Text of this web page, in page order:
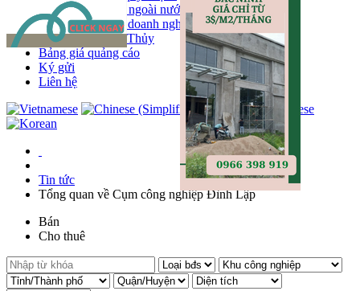
Thị trường ngoài nước
Hoạt động doanh nghiẹp
Tin Phong Thủy
Bảng giá quảng cáo
Ký gửi
Liên hệ
Tin tức
Tổng quan về Cụm công nghiệp Đình Lập
Bán
Cho thuê